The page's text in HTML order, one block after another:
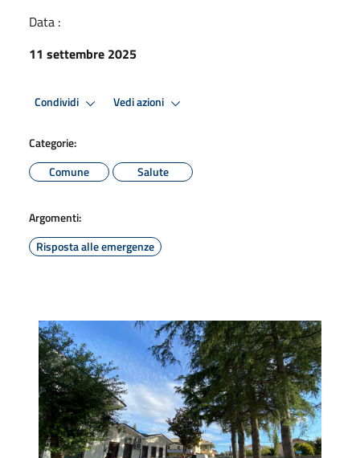
Data :
11 settembre 2025
Condividi Vedi azioni
Categorie:
Comune
Salute
Argomenti:
Risposta alle emergenze